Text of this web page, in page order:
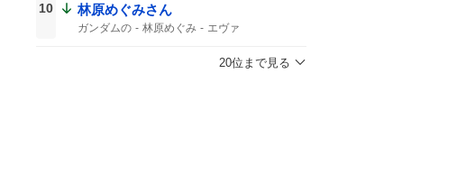
10 林原めぐみさん
ガンダムの 林原めぐみ エヴァ
20位まで見る